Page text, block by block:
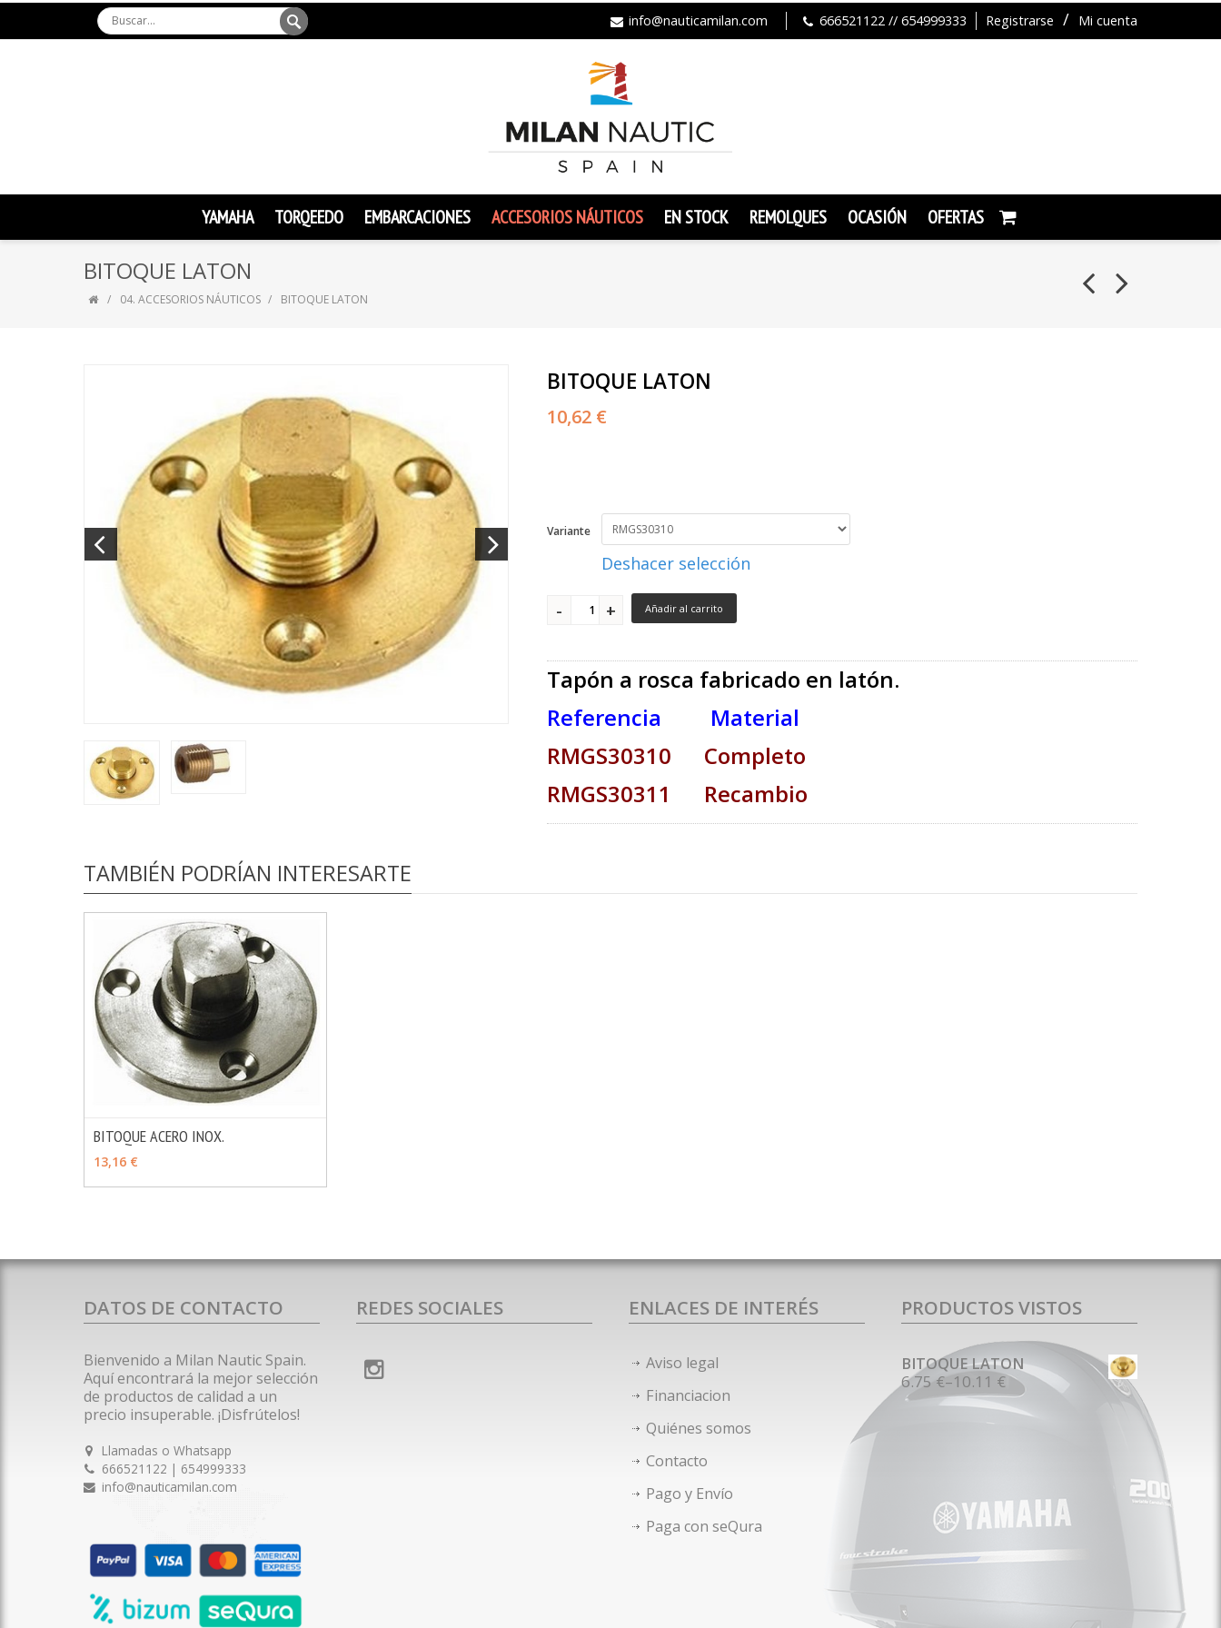
Registrarse Mi cuenta
info@nauticamilan.com 666521122 // 654999333
YAMAHA TORQEEDO EMBARCACIONES ACCESORIOS NÁUTICOS EN STOCK REMOLQUES OCASIÓN OFERTAS
BITOQUE LATON
04. ACCESORIOS NÁUTICOS BITOQUE LATON
BITOQUE LATON
10,62 €
Variante
Deshacer selección
Añadir al carrito
Tapón a rosca fabricado en latón.
Referencia Material
RMGS30310 Completo
RMGS30311 Recambio
TAMBIÉN PODRÍAN INTERESARTE
BITOQUE ACERO INOX.
13,16 €
DATOS DE CONTACTO
Bienvenido a Milan Nautic Spain.
Aquí encontrará la mejor selección
de productos de calidad a un
precio insuperable. ¡Disfrútelos!
Llamadas o Whatsapp
666521122 | 654999333
info@nauticamilan.com
REDES SOCIALES ENLACES DE INTERÉS
Aviso legal
Financiacion
Quiénes somos
Contacto
Pago y Envío
Paga con seQura
PRODUCTOS VISTOS
BITOQUE LATON
6.75 €–10.11 €